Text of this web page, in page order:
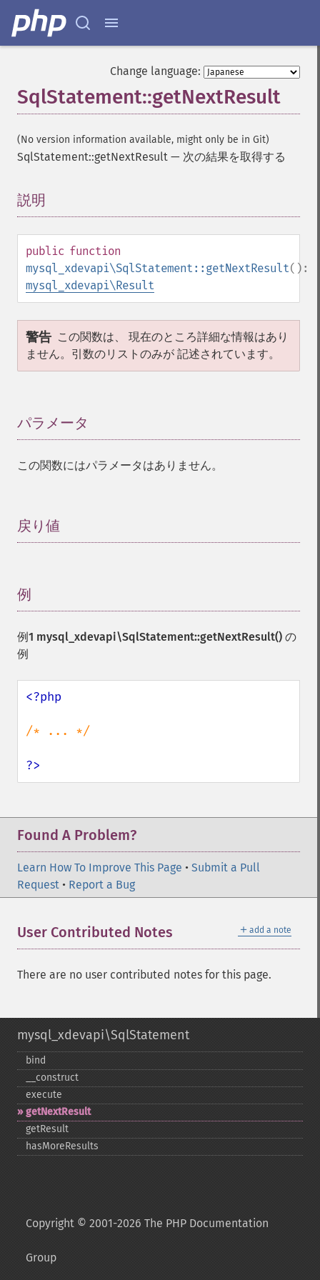
Change language:
SqlStatement::getNextResult
(No version information available, might only be in Git)
SqlStatement::getNextResult — 次の結果を取得する
説明
public function
mysql_xdevapi\SqlStatement::getNextResult():
mysql_xdevapi\Result
警告 この関数は、 現在のところ詳細な情報はあり
ません。引数のリストのみが 記述されています。
パラメータ
この関数にはパラメータはありません。
戻り値
例
例1 mysql_xdevapi\SqlStatement::getNextResult() の
例
<?php
/* ... */
?>
Found A Problem?
Learn How To Improve This Page • Submit a Pull
Request • Report a Bug
＋ add a note
User Contributed Notes
There are no user contributed notes for this page.
mysql_xdevapi\SqlStatement
bind
_​_​construct
execute
getNextResult
getResult
hasMoreResults
Copyright © 2001-2026 The PHP Documentation
Group